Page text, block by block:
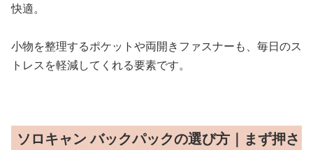
快適。
小物を整理するポケットや両開きファスナーも、毎日のス
トレスを軽減してくれる要素です。
ソロキャン バックパックの選び方｜まず押さ